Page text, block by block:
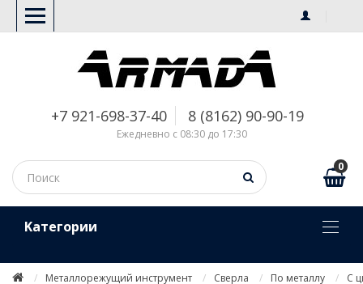
+7 921-698-37-40 8 (8162) 90-90-19
Ежедневно с 08:30 до 17:30
0
Kатегории
Металлорежущий инструмент Сверла По металлу С